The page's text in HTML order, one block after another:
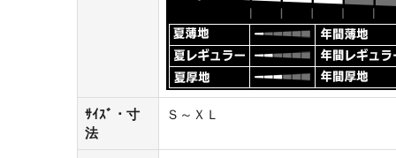
ｻｲｽﾞ・寸
法
Ｓ～ＸＬ